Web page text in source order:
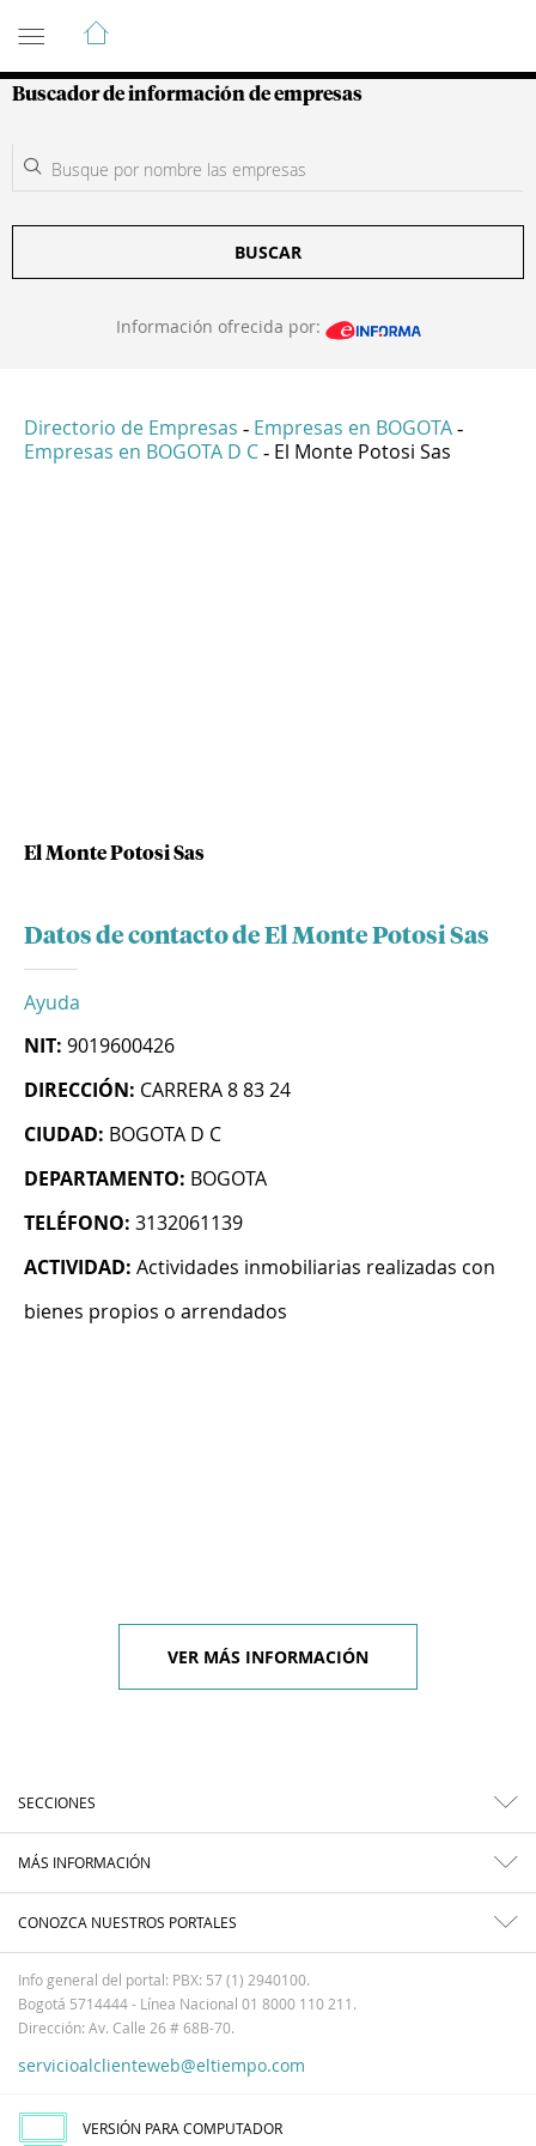
Guía de Empresas Colombianas
Buscador de información de empresas
BUSCAR
Información ofrecida por:
Directorio de Empresas - Empresas en BOGOTA -
Empresas en BOGOTA D C - El Monte Potosi Sas
El Monte Potosi Sas
Datos de contacto de El Monte Potosi Sas
Ayuda
NIT: 9019600426
DIRECCIÓN: CARRERA 8 83 24
CIUDAD: BOGOTA D C
DEPARTAMENTO: BOGOTA
TELÉFONO: 3132061139
ACTIVIDAD: Actividades inmobiliarias realizadas con
bienes propios o arrendados
VER MÁS INFORMACIÓN
SECCIONES
MÁS INFORMACIÓN
CONOZCA NUESTROS PORTALES
Info general del portal: PBX: 57 (1) 2940100.
Bogotá 5714444 - Línea Nacional 01 8000 110 211.
Dirección: Av. Calle 26 # 68B-70.
servicioalclienteweb@eltiempo.com
VERSIÓN PARA COMPUTADOR